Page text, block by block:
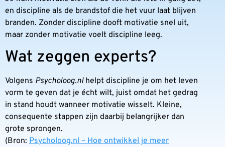
en discipline als de brandstof die het vuur laat blijven
branden. Zonder discipline dooft motivatie snel uit,
maar zonder motivatie voelt discipline leeg.
Wat zeggen experts?
Volgens Psycholoog.nlhelpt discipline je om het leven
vorm te geven dat je écht wilt, juist omdat het gedrag
in stand houdt wanneer motivatie wisselt. Kleine,
consequente stappen zijn daarbij belangrijker dan
grote sprongen.
(Bron: Psycholoog.nl – Hoe ontwikkel je meer